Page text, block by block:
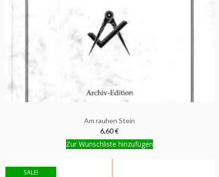
Am rauhen Stein
6,60 €
Zur Wunschliste hinzufügen
SALE!